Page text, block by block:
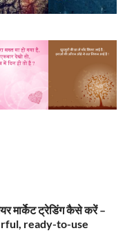
मार्केट ट्रेडिंग कैसे करें –
ready-to-use